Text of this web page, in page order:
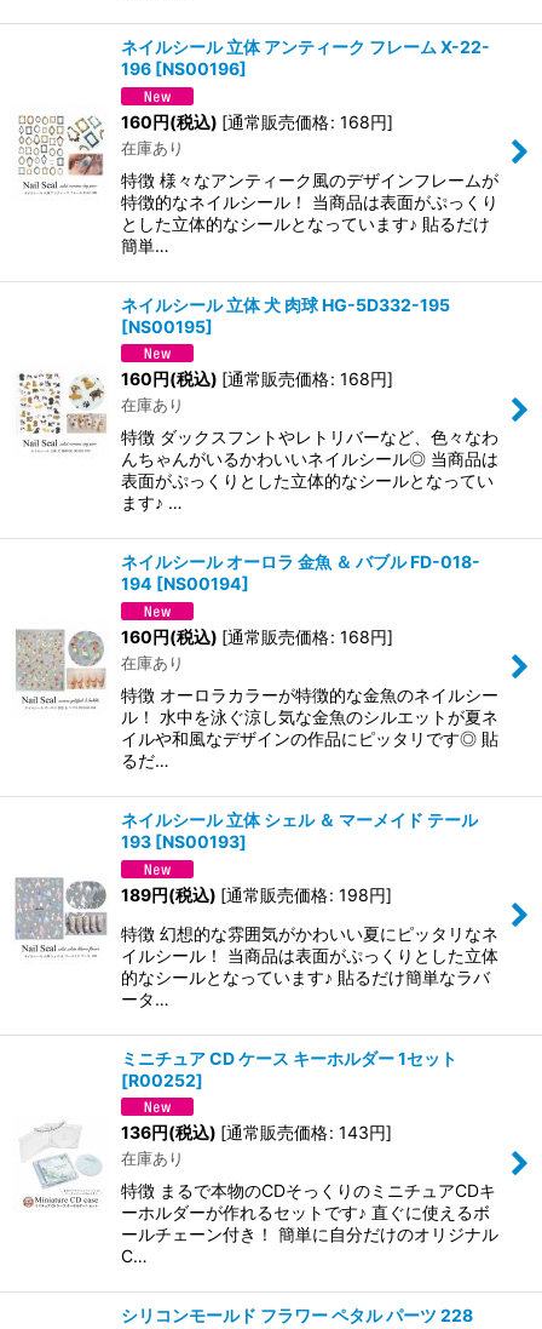
ネイルシール 立体 アンティーク フレーム X-22-
196 [NS00196]
160円(税込) [通常販売価格: 168円]
在庫あり
特徴 様々なアンティーク風のデザインフレームが
特徴的なネイルシール！ 当商品は表面がぷっくり
とした立体的なシールとなっています♪ 貼るだけ
簡単…
ネイルシール 立体 犬 肉球 HG-5D332-195
[NS00195]
160 円(税込) [通常販売価格: 168円]
在庫あり
特徴 ダックスフントやレトリバーなど、色々なわ
んちゃんがいるかわいいネイルシール◎ 当商品は
表面がぷっくりとした立体的なシールとなってい
ます♪ …
ネイルシール オーロラ 金魚 ＆ バブル FD-018-
194 [NS00194]
160円(税込) [通常販売価格: 168円]
在庫あり
特徴 オーロラカラーが特徴的な金魚のネイルシー
ル！ 水中を泳ぐ涼し気な金魚のシルエットが夏ネ
イルや和風なデザインの作品にピッタリです◎ 貼
るだ…
ネイルシール 立体 シェル ＆ マーメイド テール
193 [NS00193]
189円(税込) [通常販売価格: 198円]
特徴 幻想的な雰囲気がかわいい夏にピッタリなネ
イルシール！ 当商品は表面がぷっくりとした立体
的なシールとなっています♪ 貼るだけ簡単なラバ
ータ…
ミニチュア CD ケース キーホルダー 1セット
[R00252]
136円(税込) [通常販売価格: 143円]
在庫あり
特徴 まるで本物のCDそっくりのミニチュアCDキ
ーホルダーが作れるセットです♪ 直ぐに使えるボ
ールチェーン付き！ 簡単に自分だけのオリジナル
C…
シリコンモールド フラワー ペタル パーツ 228